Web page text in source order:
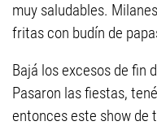
muy saludables.
fritas con budín de
Bajá los excesos de fin
Pasaron las fiestas,
entonces este show de